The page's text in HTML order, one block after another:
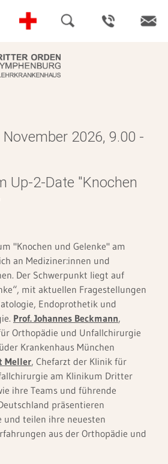
2026, 9.00 -
Up-2-Date "Knochen
"Knochen und Gelenke" am
an Mediziner:innen und
Der Schwerpunkt liegt auf
mit aktuellen Fragestellungen
Endoprothetik und
Prof. Johannes Beckmann,
Orthopädie und Unfallchirurgie
Krankenhaus München
Meller, Chefarzt der Klinik für
am Klinikum Dritter
ihre Teams und führende
präsentieren
und teilen ihre neuesten
aus der Orthopädie und